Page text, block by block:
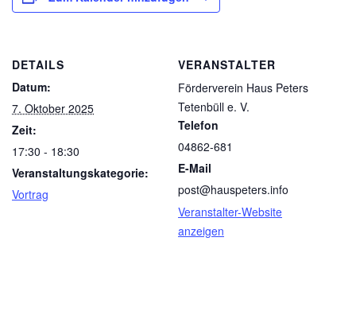
DETAILS
Datum:
7. Oktober 2025
Zeit:
17:30 - 18:30
Veranstaltungskategorie:
Vortrag
VERANSTALTER
Förderverein Haus Peters
Tetenbüll e. V.
Telefon
04862-681
E-Mail
post@hauspeters.info
Veranstalter-Website
anzeigen